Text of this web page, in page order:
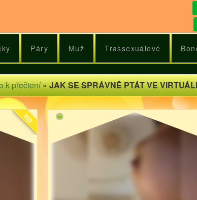
Páry Muž Trassexuálové
k přečtení»JAK SE SPRÁVNĚ PTÁT VE
HD